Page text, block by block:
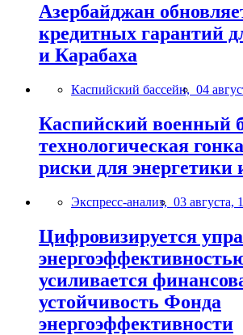
Азербайджан
кредитных гарантий
и Карабаха
Каспийский бассейн, 04
Каспийский военный
технологическая
риски для энергетики
Экспресс-анализ, 03 августа,
Цифровизируется
усиливается
устойчивость Фонда
энергоэффективности